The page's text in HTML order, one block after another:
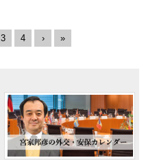
3 4 › »